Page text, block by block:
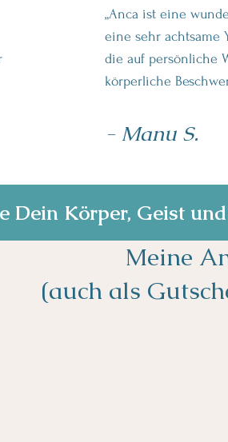
„Anca ist eine
eine sehr achtsame
die auf persönliche
körperliche
- Manu S.
Dein Körper, Geist
Meine
(auch als